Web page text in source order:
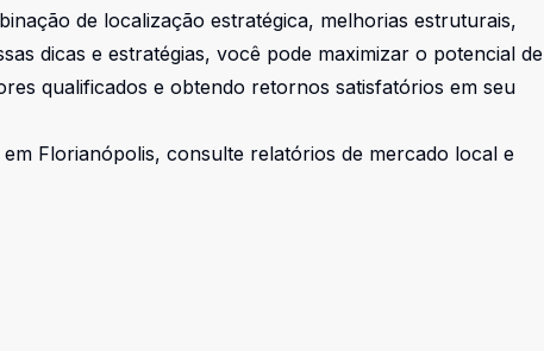
de localização estratégica, melhorias estruturais,
dicas e estratégias, você pode maximizar o potencial de
qualificados e obtendo retornos satisfatórios em seu
Florianópolis, consulte relatórios de mercado local e